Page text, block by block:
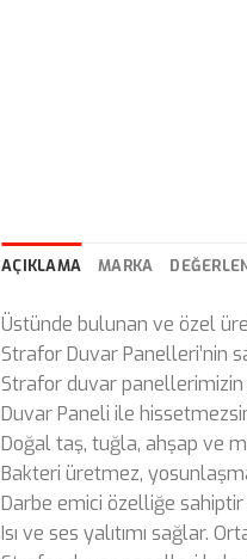
AÇIKLAMA MARKA
Üstünde bulunan ve özel
Strafor Duvar Panelleri’nin
Strafor duvar panellerimizin
Duvar Paneli ile
Doğal taş, tuğla, ahşap ve
Bakteri üretmez,
Darbe emici özelliğe sahiptir
Isı ve ses yalıtımı sağlar.